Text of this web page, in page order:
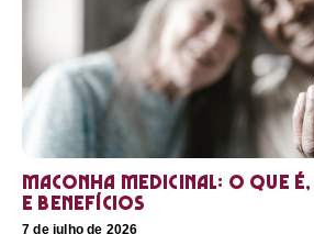
Maconha medicinal: O que
e benefícios
7 de julho de 2026